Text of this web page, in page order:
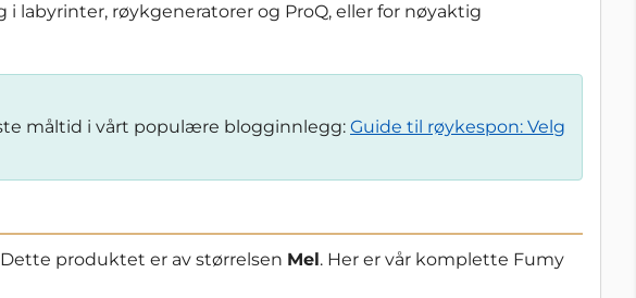
røykgeneratorer og ProQ, eller for nøyaktig
måltid i vårt populære blogginnlegg: Guide til røykespon: Velg
produktet er av størrelsen Mel. Her er vår komplette Fumy